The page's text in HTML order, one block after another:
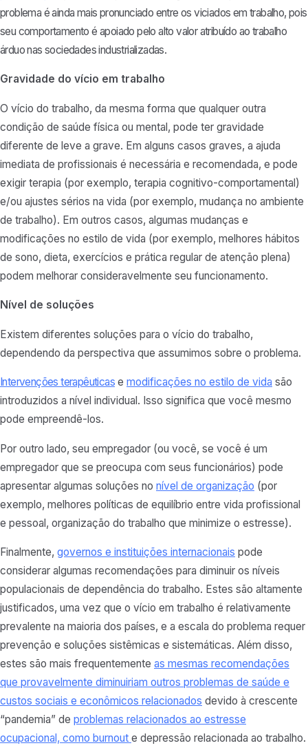
problema é ainda mais pronunciado entre os viciados em trabalho, pois
seu comportamento é apoiado pelo alto valor atribuído ao trabalho
árduo nas sociedades industrializadas.
Gravidade do vício em trabalho
O vício do trabalho, da mesma forma que qualquer outra
condição de saúde física ou mental, pode ter gravidade
diferente de leve a grave. Em alguns casos graves, a ajuda
imediata de profissionais é necessária e recomendada, e pode
exigir terapia (por exemplo, terapia cognitivo-comportamental)
e/ou ajustes sérios na vida (por exemplo, mudança no ambiente
de trabalho). Em outros casos, algumas mudanças e
modificações no estilo de vida (por exemplo, melhores hábitos
de sono, dieta, exercícios e prática regular de atenção plena)
podem melhorar consideravelmente seu funcionamento.
Nível de soluções
Existem diferentes soluções para o vício do trabalho,
dependendo da perspectiva que assumimos sobre o problema.
Intervenções terapêuticas e modificações no estilo de vida são
introduzidos a nível individual. Isso significa que você mesmo
pode empreendê-los.
Por outro lado, seu empregador (ou você, se você é um
empregador que se preocupa com seus funcionários) pode
apresentar algumas soluções no nível de organização (por
exemplo, melhores políticas de equilíbrio entre vida profissional
e pessoal, organização do trabalho que minimize o estresse).
Finalmente, governos e instituições internacionais pode
considerar algumas recomendações para diminuir os níveis
populacionais de dependência do trabalho. Estes são altamente
justificados, uma vez que o vício em trabalho é relativamente
prevalente na maioria dos países, e a escala do problema requer
prevenção e soluções sistêmicas e sistemáticas. Além disso,
estes são mais frequentemente as mesmas recomendações
que provavelmente diminuiriam outros problemas de saúde e
custos sociais e econômicos relacionados devido à crescente
“pandemia” de problemas relacionados ao estresse
ocupacional, como burnout e depressão relacionada ao trabalho.